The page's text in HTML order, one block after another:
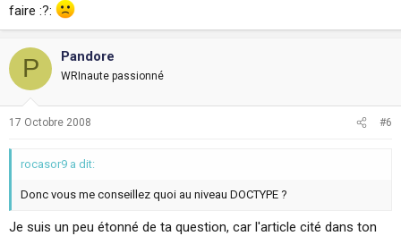
faire :?:
P Pandore
WRInaute passionné
17 Octobre 2008 #6
rocasor9 a dit:
Donc vous me conseillez quoi au niveau DOCTYPE ?
Je suis un peu étonné de ta question, car l'article cité dans ton